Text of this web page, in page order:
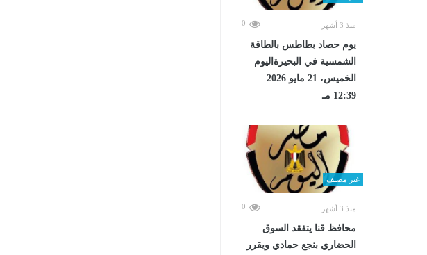
منذ 3 أشهر 0
يوم حصاد بطاطس بالطاقة
الشمسية في البحيرةاليوم
الخميس، 21 مايو 2026
12:39 مـ
غير مصنف
منذ 3 أشهر 0
محافظ قنا يتفقد السوق
الحضاري بنجع حمادي ويقرر